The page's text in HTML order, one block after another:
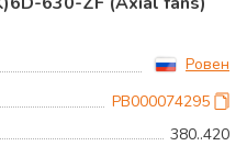
Ровен
РВ000074295
380..420